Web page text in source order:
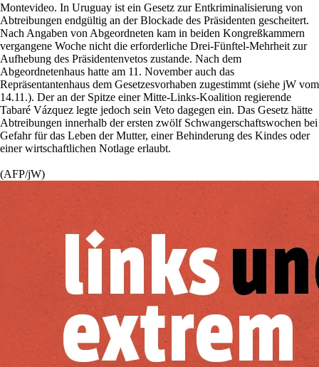
Montevideo. In Uruguay ist ein Gesetz zur Entkriminalisierung von
Abtreibungen endgültig an der Blockade des Präsidenten gescheitert.
Nach Angaben von Abgeordneten kam in beiden Kongreßkammern
vergangene Woche nicht die erforderliche Drei-Fünftel-Mehrheit zur
Aufhebung des Präsidentenvetos zustande. Nach dem
Abgeordnetenhaus hatte am 11. November auch das
Repräsentantenhaus dem Gesetzesvorhaben zugestimmt (siehe jW vom
14.11.). Der an der Spitze einer Mitte-Links-Koalition regierende
Tabaré Vázquez legte jedoch sein Veto dagegen ein. Das Gesetz hätte
Abtreibungen innerhalb der ersten zwölf Schwangerschaftswochen bei
Gefahr für das Leben der Mutter, einer Behinderung des Kindes oder
einer wirtschaftlichen Notlage erlaubt.
(AFP/jW)